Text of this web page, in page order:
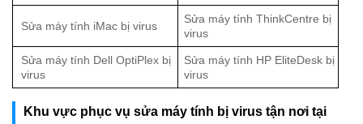
Sửa máy tính iMac bị virus
Sửa máy tính ThinkCentre bị
virus
Sửa máy tính Dell OptiPlex bị
virus
Sửa máy tính HP EliteDesk bị
virus
Khu vực phục vụ sửa máy tính bị virus tận nơi tại